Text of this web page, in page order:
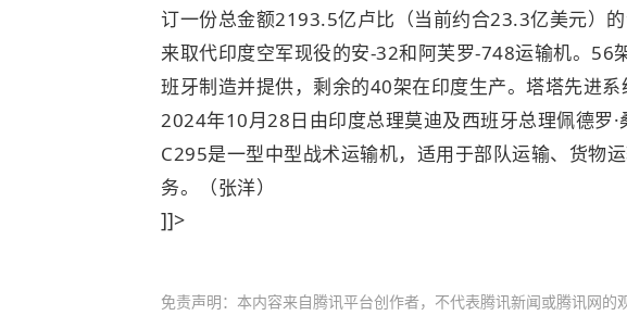
订一份总金额2193.5亿卢比（当前约合23.3亿美元）
来取代印度空军现役的安-32和阿芙罗-748运输机。56
班牙制造并提供，剩余的40架在印度生产。塔塔先进
2024年10月28日由印度总理莫迪及西班牙总理佩德罗·
C295是一型中型战术运输机，适用于部队运输、货物
务。（张洋）
]]>
免责声明：本内容来自腾讯平台创作者，不代表腾讯新闻或腾讯网的